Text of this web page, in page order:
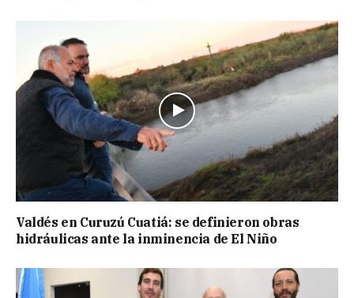
Valdés en Curuzú Cuatiá: se definieron obras
hidráulicas ante la inminencia de El Niño